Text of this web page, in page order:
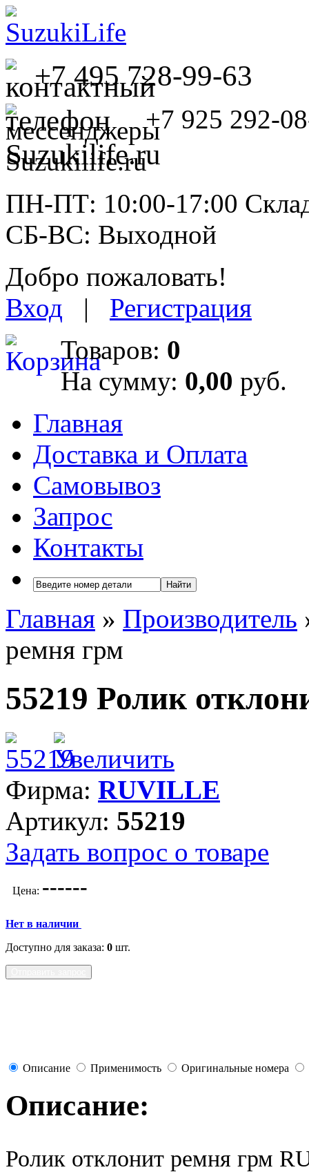
+7 495 728-99-63
+7 925 292-
ПН-ПТ: 10:00-17:00
СБ-ВС: Выходной
Добро пожаловать!
Вход | Регистрация
Товаров: 0
На сумму: 0,00 руб.
Главная
Доставка и Оплата
Самовывоз
Запрос
Контакты
Найти
Главная » Производитель
ремня грм
55219 Ролик
Фирма: RUVILLE
Артикул: 55219
Задать вопрос о товаре
Цена: ------
Нет в наличии
Доступно для заказа: 0 шт.
Описание Применимость Оригинальные номера
Описание:
Ролик отклонит ремня грм